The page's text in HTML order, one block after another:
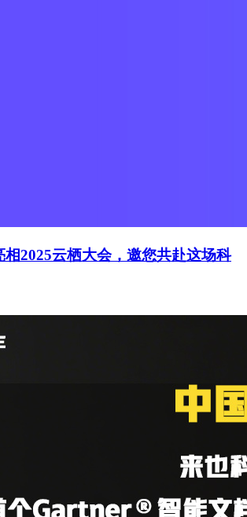
2025云栖大会，邀您共赴这场科